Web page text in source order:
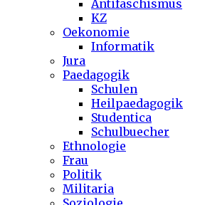
Antifaschismus
KZ
Oekonomie
Informatik
Jura
Paedagogik
Schulen
Heilpaedagogik
Studentica
Schulbuecher
Ethnologie
Frau
Politik
Militaria